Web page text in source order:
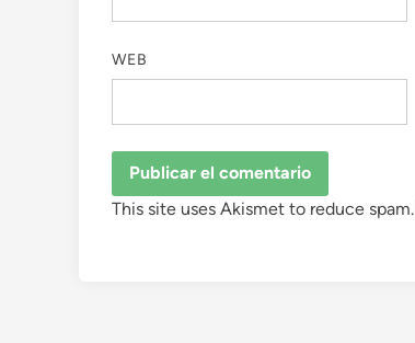
WEB
This site uses Akismet to reduce spam.